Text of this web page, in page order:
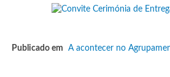
Publicado em A acontecer no